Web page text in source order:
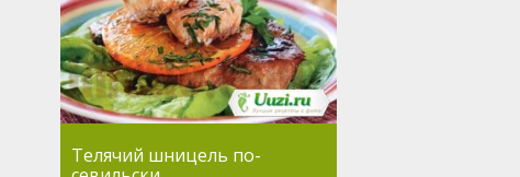
Телячий шницель по-